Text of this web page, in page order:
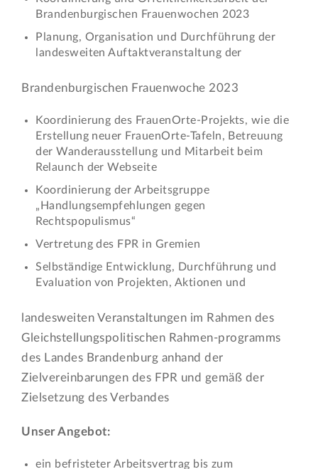
Brandenburgischen Frauenwochen 2023
Planung, Organisation und Durchführung der
landesweiten Auftaktveranstaltung der
Brandenburgischen Frauenwoche 2023
Koordinierung des FrauenOrte-Projekts, wie die
Erstellung neuer FrauenOrte-Tafeln, Betreuung
der Wanderausstellung und Mitarbeit beim
Relaunch der Webseite
Koordinierung der Arbeitsgruppe
„Handlungsempfehlungen gegen
Rechtspopulismus“
Vertretung des FPR in Gremien
Selbständige Entwicklung, Durchführung und
Evaluation von Projekten, Aktionen und
landesweiten Veranstaltungen im Rahmen des
Gleichstellungspolitischen Rahmen-programms
des Landes Brandenburg anhand der
Zielvereinbarungen des FPR und gemäß der
Zielsetzung des Verbandes
Unser Angebot:
ein befristeter Arbeitsvertrag bis zum